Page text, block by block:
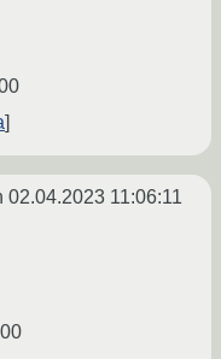
02.04.2023 11:06:11